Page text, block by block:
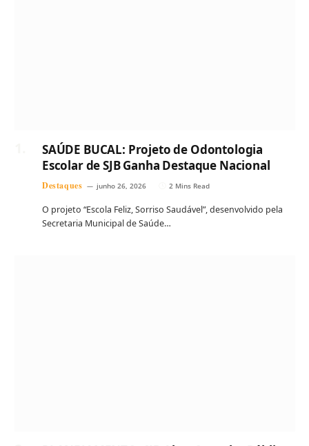
SAÚDE BUCAL: Projeto de Odontologia
Escolar de SJB Ganha Destaque Nacional
Destaques junho 26, 2026 2 Mins Read
O projeto “Escola Feliz, Sorriso Saudável”, desenvolvido pela
Secretaria Municipal de Saúde…